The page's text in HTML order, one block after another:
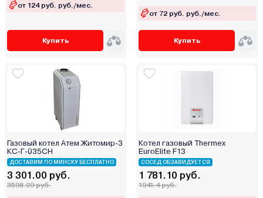
от 124 руб. руб./мес.
Купить
от 72 руб. руб./мес.
Купить
Газовый котел Атем Житомир-3
КС-Г-035СН
ДОСТАВИМ ПО МИНСКУ БЕСПЛАТНО
3 301.00 руб.
3598.09 руб.
Котел газовый Thermex
EuroElite F13
СОСЕД ОБЗАВИДУЕТСЯ
1 781.10 руб.
1941.4 руб.